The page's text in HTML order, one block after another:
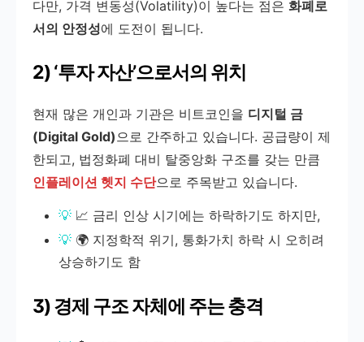
다만, 가격 변동성(Volatility)이 높다는 점은 화폐로
서의 안정성에 도전이 됩니다.
2) ‘투자 자산’으로서의 위치
현재 많은 개인과 기관은 비트코인을 디지털 금
(Digital Gold) 으로 간주하고 있습니다. 공급량이 제
한되고, 법정화폐 대비 탈중앙화 구조를 갖는 만큼
인플레이션 헷지 수단으로 주목받고 있습니다.
📈 금리 인상 시기에는 하락하기도 하지만,
🌍 지정학적 위기, 통화가치 하락 시 오히려
상승하기도 함
3) 경제 구조 자체에 주는 충격